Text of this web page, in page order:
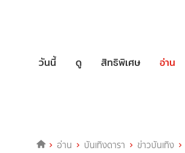
วันนี้ ดู สิทธิพิเศษ อ่าน
อ่าน บันเทิงดารา ข่าวบันเทิง